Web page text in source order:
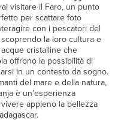
visitare il Faro, un punto
per scattare foto
con i pescatori del
la loro cultura e
cristalline che
offrono la possibilità di
in un contesto da sogno.
del mare e della natura,
è un’esperienza
appieno la bellezza